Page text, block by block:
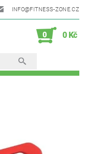
INFO@FITNESS-ZONE.CZ
0 0 Kč